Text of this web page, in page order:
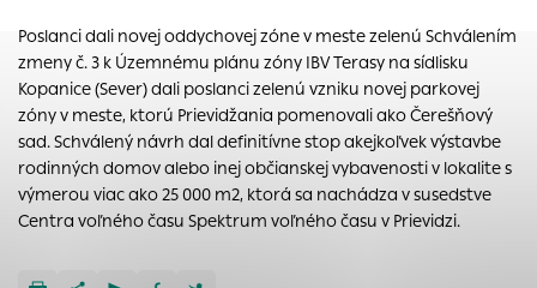
Poslanci dali novej oddychovej zóne v meste zelenú Schválením
zmeny č. 3 k Územnému plánu zóny IBV Terasy na sídlisku
Kopanice (Sever) dali poslanci zelenú vzniku novej parkovej
zóny v meste, ktorú Prievidžania pomenovali ako Čerešňový
sad. Schválený návrh dal definitívne stop akejkoľvek výstavbe
rodinných domov alebo inej občianskej vybavenosti v lokalite s
výmerou viac ako 25 000 m2, ktorá sa nachádza v susedstve
Centra voľného času Spektrum voľného času v Prievidzi.
ukladať informácie o vašej aktivite a preferenciách.
Používajú sa napríklad k tomu, aby si webový prehliadač
zapamätoval Vaše prihlásenie alebo aby sa uložila Vaša
voľba v tomto okne.
Vyberte úroveň cookies, ktorú chcete povoliť
Technické cookies
Technické súbory cookie sú pre prevádzku nevyhnutné a
umožňujú základné funkcie, ako je navigácia na stránke a